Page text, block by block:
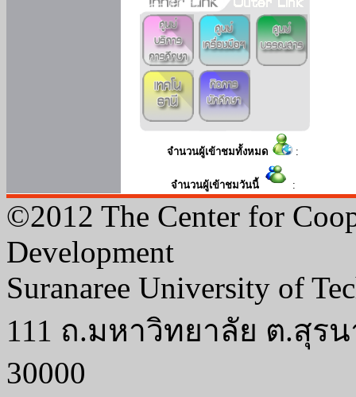
จำนวนผู้เข้าชมทั้งหมด :
จำนวนผู้เข้าชมวันนี้ :
©2012 The Center for
Development
Suranaree University of
111 ถ.มหาวิทยาลัย ต.สุร
30000